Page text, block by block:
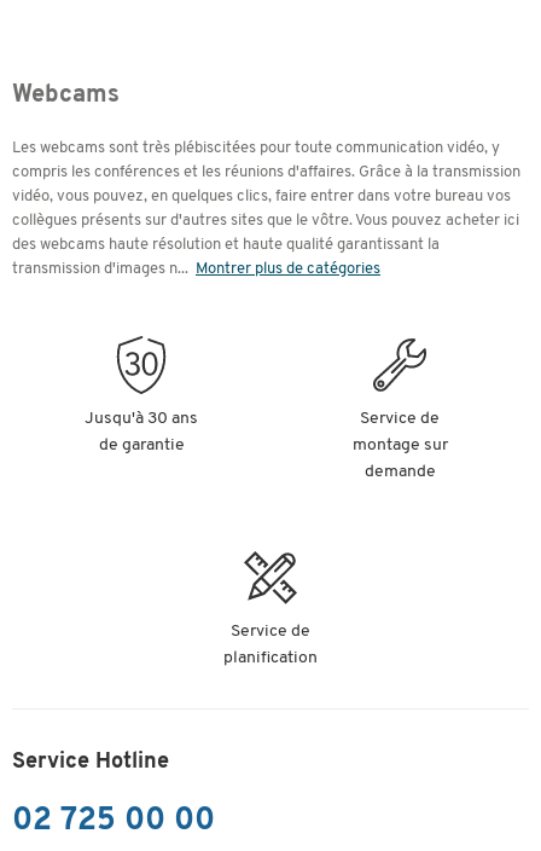
Webcams
Les webcams sont très plébiscitées pour toute communication vidéo, y
compris les conférences et les réunions d'affaires. Grâce à la transmission
vidéo, vous pouvez, en quelques clics, faire entrer dans votre bureau vos
collègues présents sur d'autres sites que le vôtre. Vous pouvez acheter ici
des webcams haute résolution et haute qualité garantissant la
transmission d'images n... Montrer plus de catégories
Jusqu'à 30 ans
de garantie
Service de
montage sur
demande
Service de
planification
Service Hotline
02 725 00 00